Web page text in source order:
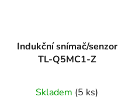
Indukční snímač/senzor
TL-Q5MC1-Z
Skladem (5 ks)